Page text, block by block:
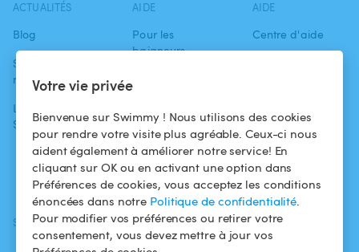
Votre vie privée
Bienvenue sur Swimmy ! Nous utilisons des cookies
pour rendre votre visite plus agréable. Ceux-ci nous
aident également à améliorer notre service! En
cliquant sur OK ou en activant une option dans
Préférences de cookies, vous acceptez les conditions
énoncées dans notre Politique de confidentialité.
Pour modifier vos préférences ou retirer votre
consentement, vous devez mettre à jour vos
ACTUALITÉS
Blog
Swimmy dans les
médias
L'aventure
Swimmy
AIDE
Pour les
baigneurs
Louer ma piscine
Comment ça
marche ?
AIDE
Centre d'aide
confidentialité
Mentions légales
SUIVEZ-NOUS TÉLÉCHARGEZ L'APP